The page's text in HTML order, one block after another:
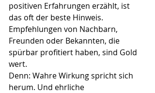
positiven Erfahrungen erzählt, ist
das oft der beste Hinweis.
Empfehlungen von Nachbarn,
Freunden oder Bekannten, die
spürbar profitiert haben, sind Gold
wert.
Denn: Wahre Wirkung spricht sich
herum. Und ehrliche